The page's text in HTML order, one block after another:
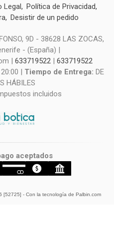
Legal
Política de Privacidad
Desistir de un pedido
9D - 38628 LAS ZOCAS,
- (España) |
| 633719522 | 633719522
| Tiempo de Entrega: DE
HÁBILES
incluidos
aceptados
[52725] - Con la tecnología de Palbin.com